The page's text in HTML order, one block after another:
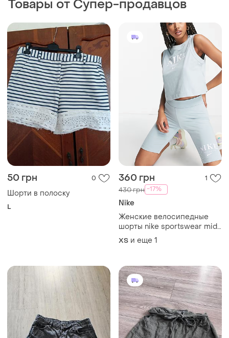
Товары от Супер-продавцов
50 грн 0
Шорти в полоску
L
360 грн 1
430 грн -17%
Nike
Женские велосипедные
шорты nike sportswear mid-
rise graphic shorts
ХS и еще 1